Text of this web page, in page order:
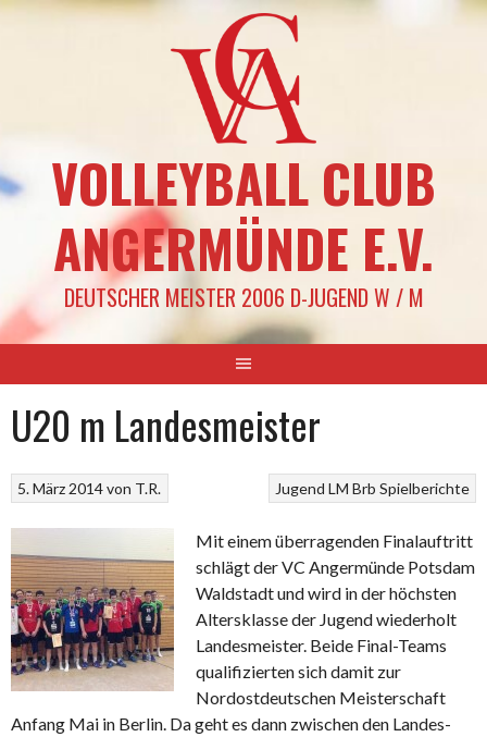
Springe
VOLLEYBALL CLUB
ANGERMÜNDE E.V.
DEUTSCHER MEISTER 2006 D-JUGEND W / M
U20 m Landesmeister
Jugend LM Brb Spielberichte
5. März 2014von T.R.
Mit einem überragenden Finalauftritt
schlägt der VC Angermünde Potsdam
Waldstadt und wird in der höchsten
Altersklasse der Jugend wiederholt
Landesmeister. Beide Final-Teams
qualifizierten sich damit zur
Nordostdeutschen Meisterschaft
Anfang Mai in Berlin. Da geht es dann zwischen den Landes-